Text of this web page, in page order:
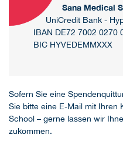
Sana Medical
UniCredit Bank -
IBAN DE72 7002 0270
BIC HYVEDEMMXXX
Sofern Sie eine
Sie bitte eine E-Mail mit Ihren
School – gerne lassen wir
zukommen.